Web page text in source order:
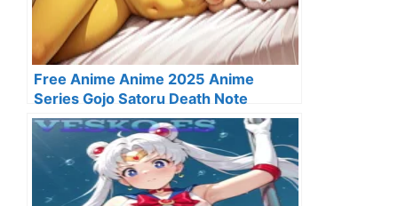
Free Anime Anime 2025 Anime
Series Gojo Satoru Death Note